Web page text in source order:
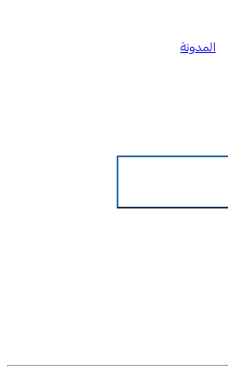
المدونة